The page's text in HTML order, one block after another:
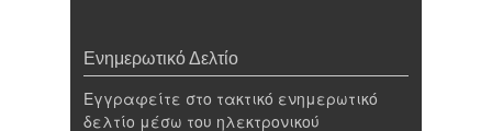
Ενημερωτικό Δελτίο
Εγγραφείτε στο τακτικό ενημερωτικό
δελτίο μέσω του ηλεκτρονικού